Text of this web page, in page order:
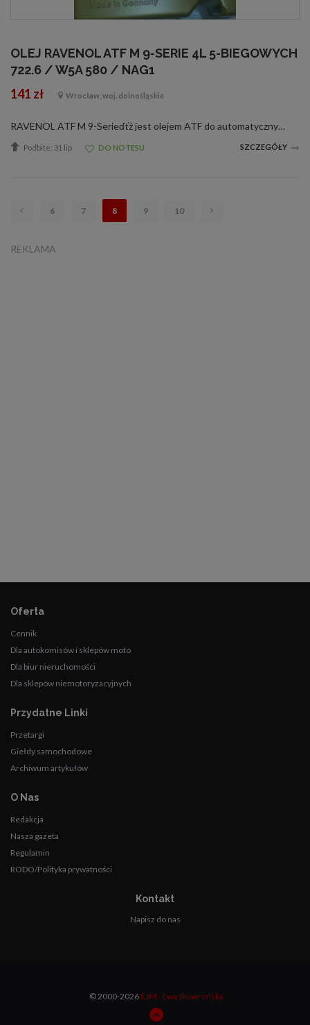
OLEJ RAVENOL ATF M 9-SERIE 4L 5-BIEGOWYCH
722.6 / W5A 580 / NAG1
141 zł Wrocław, woj. dolnośląskie
RAVENOL ATF M 9-Serieďťż jest olejem ATF do automatycznych skrzyni biegów wyprodukowanym na bazie olejów hydrokrakowanych oraz PAO ze specjalnymi dodatkami oraz inhibitorami zapewniającymi idealne działanie automatycznych skrzyni biegów.RAVENOL ATF M 9...
Podbite: 31 lip DO NOTESU SZCZEGÓŁY
6 7 8 9 10
REKLAMA
Oferta
Cennik
Dla autokomisów i sklepów moto
Dla biur nieruchomości
Dla sklepów niemotoryzacyjnych
Przydatne Linki
Przetargi
Giełdy samochodowe
Archiwum artykułów
O Nas
Redakcja
Nasza gazeta
Regulamin
RODO/Polityka prywatności
Kontakt
Napisz do nas
© 2000-2026 EJM - Ewa Skowrońska